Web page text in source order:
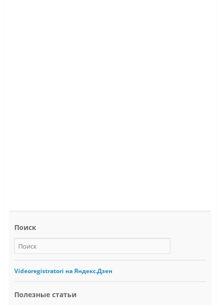
Поиск
Videoregistratori на Яндекс.Дзен
Полезные статьи